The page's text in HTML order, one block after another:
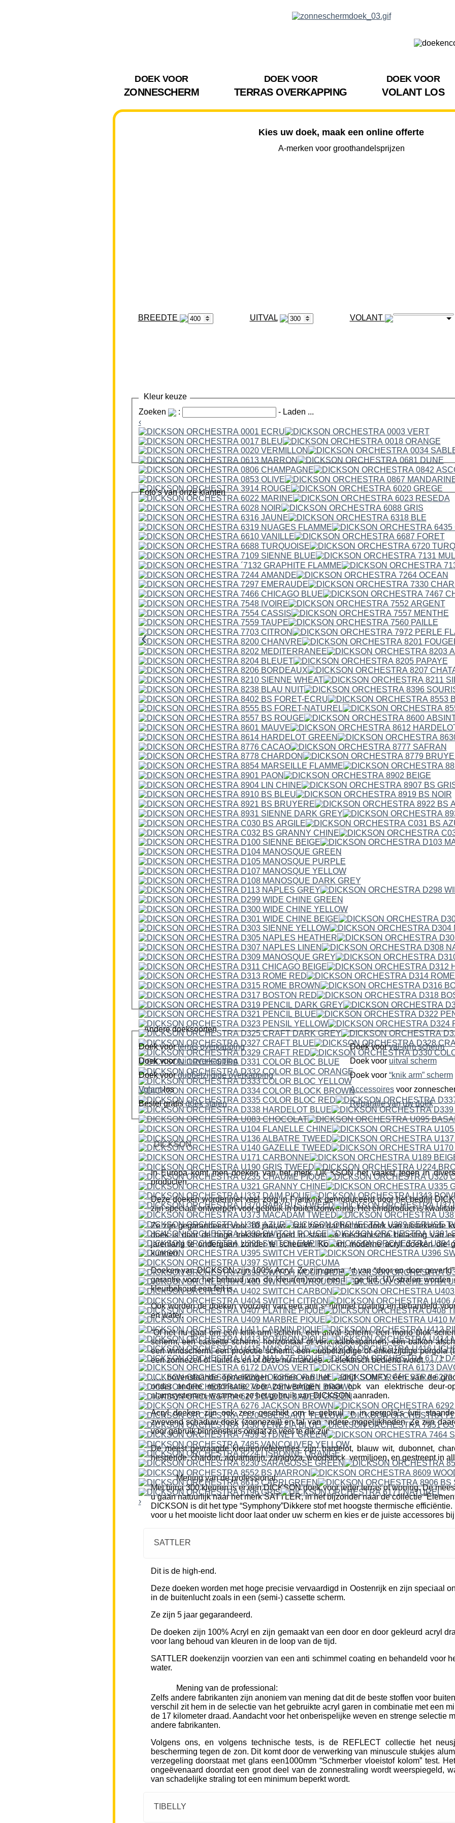
DOEK VOOR
ZONNESCHERM
DOEK VOOR
TERRAS OVERKAPPING
DOEK VOOR
VOLANT LOS
Kies uw doek, maak een online offerte
A-merken voor groothandelsprijzen
BREEDTE VOLANT
Kleur keuze
Zoeken
: - Laden ...
‹
›
Foto’s van onze klanten
‹
Andere doeksoorten
Doek voorterras overkapping Doek voor
val-arm scherm
Doek voor
tuin overkapping Doek voor
uitval scherm
Doek voor
dubbelzijdige overkapping Doek voor
“knik arm” scherm
Volantlos Accessoires voor
Bestel gratis doek stalen Reparatie van uw doek
DICKSON
In Europa komt men doeken van het merk DICKSON het vaakst tegen in
producten.
Deze doeken wordenmet veel zorg in Frankrijk geproduceerd door het bedrijf
zijn speciaal ontworpen voor gebruik in buitenzonwering. Het eindproduct is
Ze zijn gegarandeerd voor 10 jaar,wat laat zien dat het om doek van uitstekende
doek is door de hoge treksterkte goed in staat de mechanische belasting van
jarenlang te ondergaan zonder te scheuren. Kortom; moderne acryl doeken die
kunnen.
Doeken van DICKSON zijn 100% Acryl. Ze zijn gemaakt van “door en door
garantie voor het behoud van de kleur(en)voor een lange tijd. UV-stralen worden
kleurbehoud een feit is.
Ook worden de doeken voorzien van een anti schimmel coating en behandeld
en water.
“Of het nu gaat om een knik-arm scherm, een uitval scherm, een mono blok
scherm, een cassette scherm, horizontaal of verticaalbespannen, een balkon
een windscherm, een projectie scherm, een dubbelzijdige of enkelzijdige pergola
een zonnezeil of -luifel is en of deze nu manueel of elektrisch bediend wordt…….”
……bovenstaande opmerkingen komen van het bedrijf SOMFY, één van de
onder andere motorisatie voor zonweringen maar ook van elektrische deur-
alarmsystemen, waarmee ze het gebruik van DICKSON aanraden.
Acryl doeken zijn ook zeer geschikt om te gebruiken in pergola’s (vrij
zwevend schaduw doek (zonnezeil) en tal van andere mogelijkheden. Ze zijn
voor gebruik binnenshuis omdat ze veel te dik zijn.
De meest gevraagde kleuren/referenties zijn: hardelot, blauw wit, dubonnet,
hesperide, chardon, aquamarijn, zaragoza, woodstock, vermiljoen, en gestreept in
Mening van de professional:
Met bijna 300 kleuren is er een DICKSON doek voor ieder terras of woning. De
u gaan natuurlijk naar het merk SATTLER, in het bijzonder naar de collectie
DICKSON is dit het type “Symphony”Dikkere stof met hoogste thermische
voor u het mooiste licht door laat onder uw scherm en kies er de juiste accessores
SATTLER
Dit is de high-end.
Deze doeken worden met hoge precisie vervaardigd in Oostenrijk en zijn speciaal
in de buitenlucht zoals in een (semi-) cassette scherm.
Ze zijn 5 jaar gegarandeerd.
De doeken zijn 100% Acryl en zijn gemaakt van een door en door gekleurd acryl
voor lang behoud van kleuren in de loop van de tijd.
SATTLER doekenzijn voorzien van een anti schimmel coating en behandeld voor
water.
Mening van de professional:
Zelfs andere fabrikanten zijn anoniem van mening dat dit de beste stoffen voor
verschil zit hem in de selectie van het gebruikte acryl garen in combinatie met een
de 17 kilometer draad. Aandacht voor het onberispelijke weven en strenge selectie
andere fabrikanten.
Volgens ons, en volgens technische tests, is de REFLECT collectie het
bescherming tegen de zon. Dit komt door de verwerking van minuscule stukjes
verzegeling doorstaat met glans een1000mm “Schmerber vloeistof kolom” test.
ongeëvenaard doordat een groot deel van de zonnestraling wordt weerspiegeld,
van schadelijke straling tot een minimum beperkt wordt.
TIBELLY